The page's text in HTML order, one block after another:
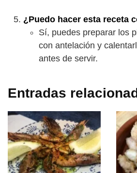
¿Puedo hacer esta receta
Sí, puedes preparar los
con antelación y
antes de servir.
Entradas